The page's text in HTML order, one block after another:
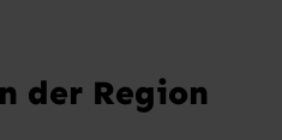
der Region